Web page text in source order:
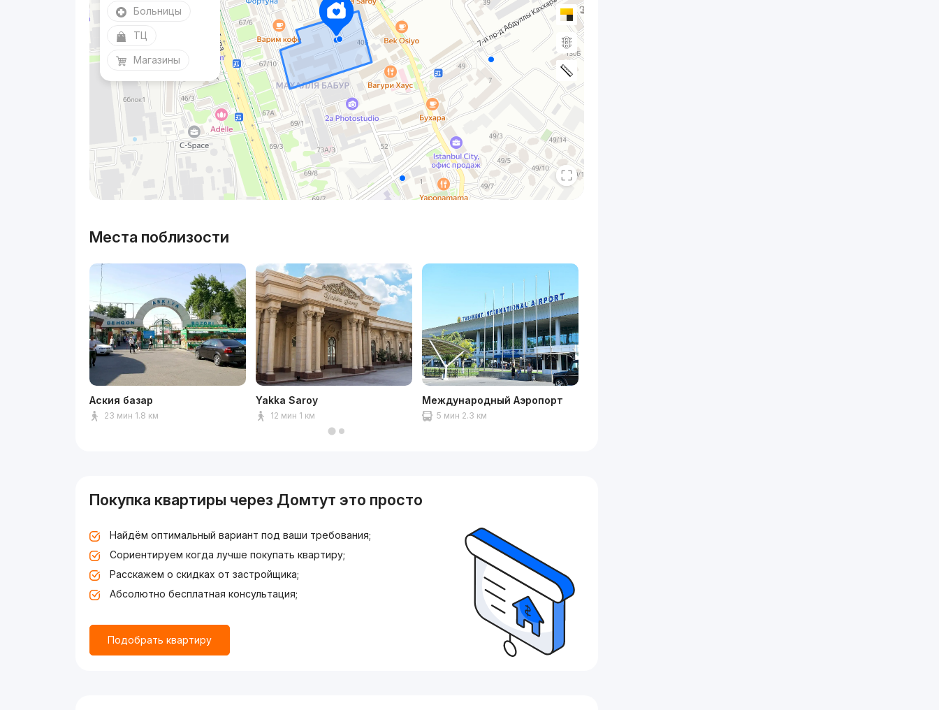
Больницы
ТЦ
Магазины
Места поблизости
Аския базар
23 мин 1.8 км
Yakka Saroy
12 мин 1 км
Международный Аэропорт
5 мин 2.3 км
Покупка квартиры через Домтут это просто
Найдём оптимальный вариант под ваши требования;
Сориентируем когда лучше покупать квартиру;
Расскажем о скидках от застройщика;
Абсолютно бесплатная консультация;
Подобрать квартиру